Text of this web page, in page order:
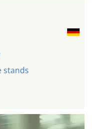
stands